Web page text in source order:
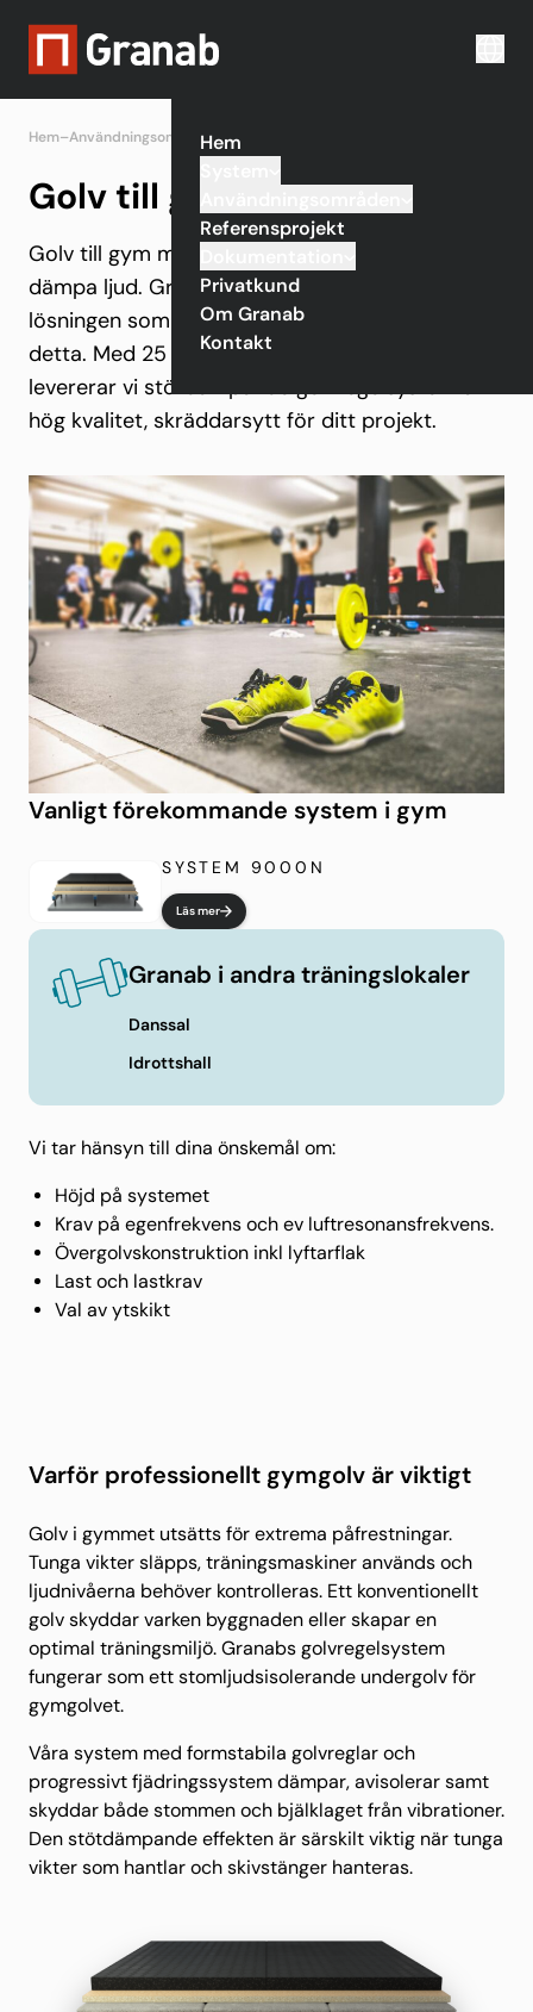
Hem
Referensprojekt
Privatkund
Om Granab
Kontakt
Hem–Användningsområden–Träningslokaler
Golv till gym
Golv till gym måste klara tunga belastningar och
dämpa ljud. Granabs golvregelsystem är
lösningen som skapar rätt förutsättningar för
detta. Med 25 års erfarenhet designar och
levererar vi stötdämpande golvregelsystem av
hög kvalitet, skräddarsytt för ditt projekt.
Vanligt förekommande system i gym
SYSTEM 9000N
Läs mer
Granab i andra träningslokaler
Danssal
Idrottshall
Vi tar hänsyn till dina önskemål om:
Höjd på systemet
Krav på egenfrekvens och ev luftresonansfrekvens.
Övergolvskonstruktion inkl lyftarflak
Last och lastkrav
Val av ytskikt
Varför professionellt gymgolv är viktigt
Golv i gymmet utsätts för extrema påfrestningar.
Tunga vikter släpps, träningsmaskiner används och
ljudnivåerna behöver kontrolleras. Ett konventionellt
golv skyddar varken byggnaden eller skapar en
optimal träningsmiljö. Granabs golvregelsystem
fungerar som ett stomljudsisolerande undergolv för
gymgolvet.
Våra system med formstabila golvreglar och
progressivt fjädringssystem dämpar, avisolerar samt
skyddar både stommen och bjälklaget från vibrationer.
Den stötdämpande effekten är särskilt viktig när tunga
vikter som hantlar och skivstänger hanteras.